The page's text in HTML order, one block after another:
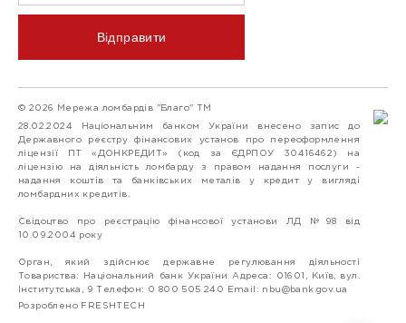
Відправити
© 2026 Мережа ломбардів "Благо" ТМ
28.02.2024 Національним банком України внесено запис до
Державного реєстру фінансових установ про переоформлення
ліцензії ПТ «ДОНКРЕДИТ» (код за ЄДРПОУ 30416462) на
ліцензію на діяльність ломбарду з правом надання послуги -
надання коштів та банківських металів у кредит у вигляді
ломбардних кредитів.
Свідоцтво про реєстрацію фінансової установи ЛД №98 від
10.09.2004 року
Орган, який здійснює державне регулювання діяльності
Товариства: Національний банк України Адреса: 01601, Київ, вул.
Інститутська, 9 Телефон: 0 800 505 240 Email: nbu@bank.gov.ua
Розроблено FRESHTECH